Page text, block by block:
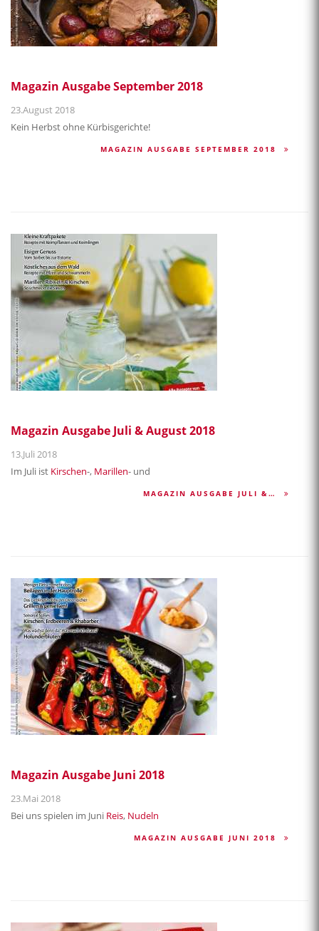
Magazin Ausgabe September 2018
23.August 2018
Kein Herbst ohne Kürbisgerichte!
MAGAZIN AUSGABE SEPTEMBER 2018
Magazin Ausgabe Juli & August 2018
13.Juli 2018
Im Juli ist Kirschen-, Marillen- und
MAGAZIN AUSGABE JULI &…
Magazin Ausgabe Juni 2018
23.Mai 2018
Bei uns spielen im Juni Reis, Nudeln
MAGAZIN AUSGABE JUNI 2018